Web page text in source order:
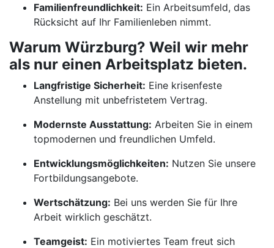
Familienfreundlichkeit: Ein Arbeitsumfeld, das
Rücksicht auf Ihr Familienleben nimmt.
Warum Würzburg? Weil wir mehr
als nur einen Arbeitsplatz bieten.
Langfristige Sicherheit: Eine krisenfeste
Anstellung mit unbefristetem Vertrag.
Modernste Ausstattung: Arbeiten Sie in einem
topmodernen und freundlichen Umfeld.
Entwicklungsmöglichkeiten: Nutzen Sie unsere
Fortbildungsangebote.
Wertschätzung: Bei uns werden Sie für Ihre
Arbeit wirklich geschätzt.
Teamgeist: Ein motiviertes Team freut sich